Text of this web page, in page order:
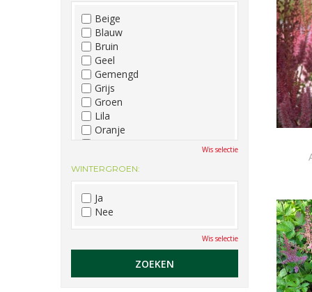
Beige
Blauw
Bruin
Geel
Gemengd
Grijs
Groen
Lila
Oranje
Roze
Wit
Zwart
Wis selectie
WINTERGROEN:
Ja
Nee
Wis selectie